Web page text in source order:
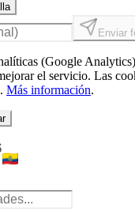
Enviar
(Google
el servicio. Las
Más información.